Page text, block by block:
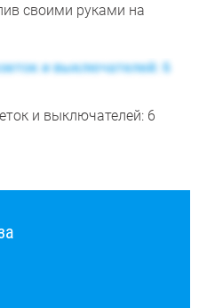
своими руками на
и выключателей: 6